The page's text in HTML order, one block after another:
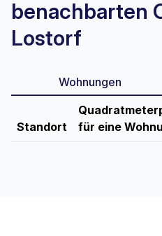
benachbarten
Lostorf
Wohnungen
Standort
für eine